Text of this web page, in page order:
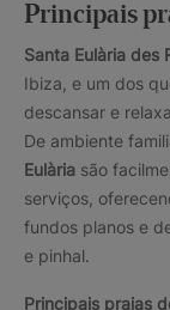
Principais
Santa Eulària des
Ibiza, e um dos
descansar e
De ambiente
Eulària são
serviços,
fundos planos e
e pinhal.
Principais praias